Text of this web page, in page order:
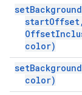
setBackground
startOffset,
Offset
color)
setBackground
color)